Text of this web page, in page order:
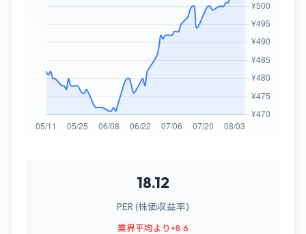
18.12
PER (株価収益率)
業界平均より+8.6